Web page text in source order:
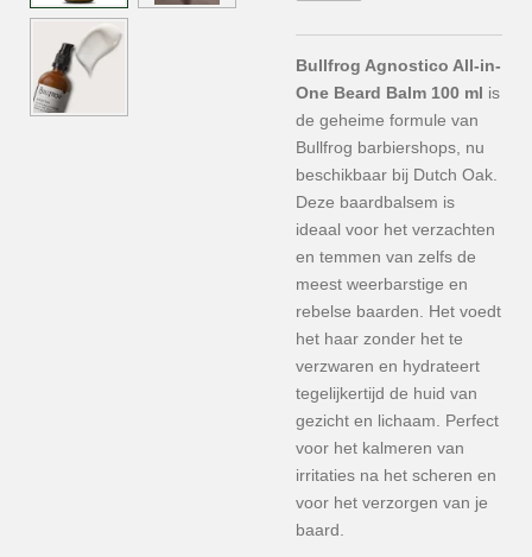
Bullfrog Agnostico All-in-
One Beard Balm 100 ml is
de geheime formule van
Bullfrog barbiershops, nu
beschikbaar bij Dutch Oak.
Deze baardbalsem is
ideaal voor het verzachten
en temmen van zelfs de
meest weerbarstige en
rebelse baarden. Het voedt
het haar zonder het te
verzwaren en hydrateert
tegelijkertijd de huid van
gezicht en lichaam. Perfect
voor het kalmeren van
irritaties na het scheren en
voor het verzorgen van je
baard.